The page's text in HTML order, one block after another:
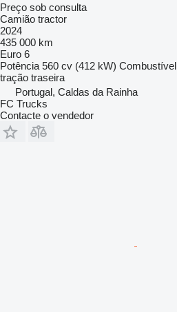
Preço sob consulta
Camião tractor
2024
435 000 km
Euro 6
Potência 560 cv (412 kW) Combustível
tração traseira
Portugal, Caldas da Rainha
FC Trucks
Contacte o vendedor